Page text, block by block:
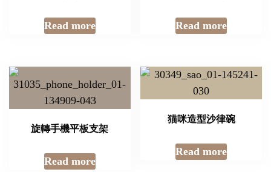
Read more Read more
旋轉手機平板支架
Read more
猫咪造型沙律碗
Read more